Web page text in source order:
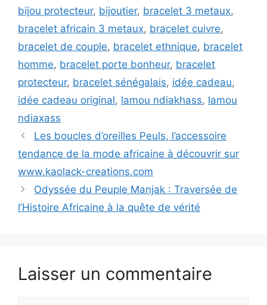
bijou protecteur, bijoutier, bracelet 3 metaux,
bracelet africain 3 metaux, bracelet cuivre,
bracelet de couple, bracelet ethnique, bracelet
homme, bracelet porte bonheur, bracelet
protecteur, bracelet sénégalais, idée cadeau,
idée cadeau original, lamou ndiakhass, lamou
ndiaxass
Les boucles d’oreilles Peuls, l’accessoire
tendance de la mode africaine à découvrir sur
www.kaolack-creations.com
Odyssée du Peuple Manjak : Traversée de
l’Histoire Africaine à la quête de vérité
Laisser un commentaire